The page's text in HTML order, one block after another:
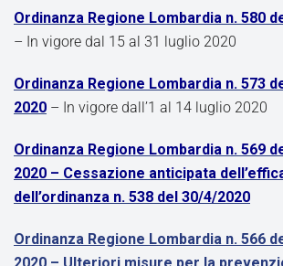
Ordinanza Regione Lombardia n. 580
– In vigore dal 15 al 31 luglio 2020
Ordinanza Regione Lombardia n. 573
2020 – In vigore dall’1 al 14 luglio 2020
Ordinanza Regione Lombardia n. 569
2020 – Cessazione anticipata
dell’ordinanza n. 538 del 30/4/2020
Ordinanza Regione Lombardia n. 566